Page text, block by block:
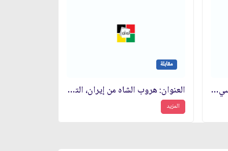
الموضوع: مستقبل إيران السياسي، النفط، قائد الجمهورية الإسلامية مستقبلًا
مقابلة
العنوان: هروب الشاه من إيران، التعديلات المستقبلية الإيرانية
المزيد